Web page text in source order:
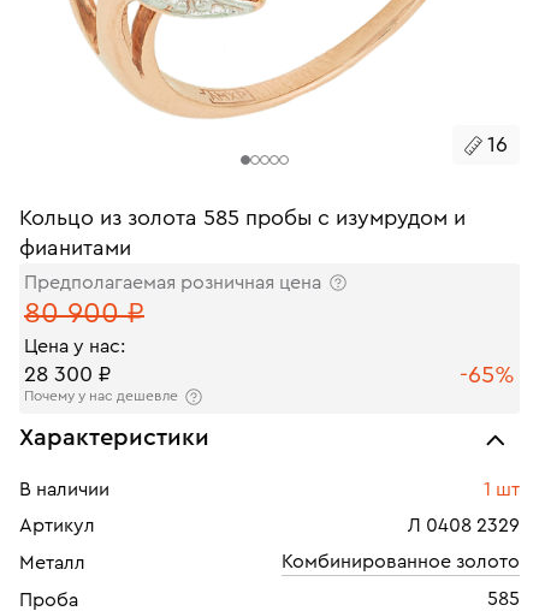
16
Кольцо из золота 585 пробы с изумрудом и
фианитами
Предполагаемая розничная цена
80 900 ₽
Цена у нас:
28 300 ₽ -65%
Почему у нас дешевле
Характеристики
В наличии
1 шт
Артикул
Л 0408 2329
Металл
Комбинированное золото
Проба
585